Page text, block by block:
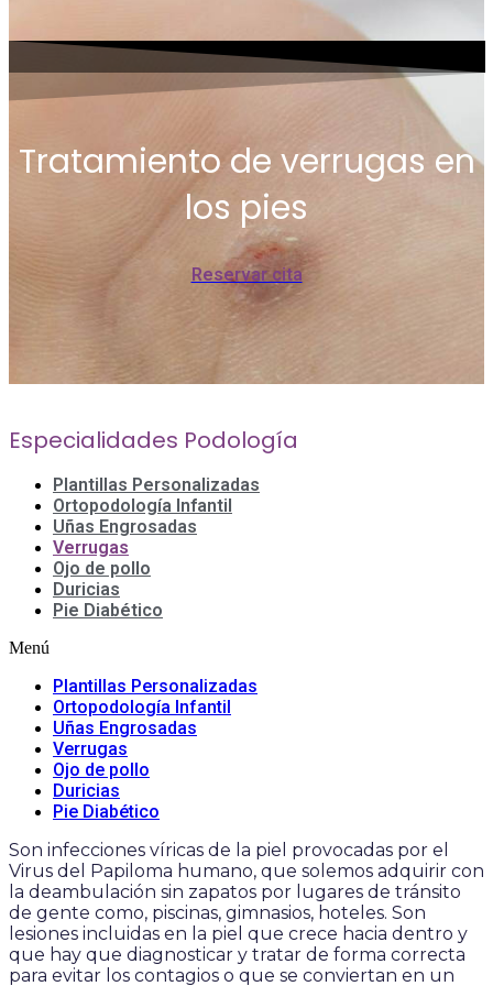
Tratamiento de verrugas en
los pies
Reservar cita
Especialidades Podología
Plantillas Personalizadas
Ortopodología Infantil
Uñas Engrosadas
Verrugas
Ojo de pollo
Duricias
Pie Diabético
Menú
Plantillas Personalizadas
Ortopodología Infantil
Uñas Engrosadas
Verrugas
Ojo de pollo
Duricias
Pie Diabético
Son infecciones víricas de la piel provocadas por el
Virus del Papiloma humano, que solemos adquirir con
la deambulación sin zapatos por lugares de tránsito
de gente como, piscinas, gimnasios, hoteles. Son
lesiones incluidas en la piel que crece hacia dentro y
que hay que diagnosticar y tratar de forma correcta
para evitar los contagios o que se conviertan en un